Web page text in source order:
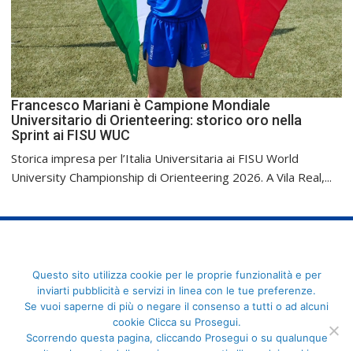
Francesco Mariani è Campione Mondiale
Universitario di Orienteering: storico oro nella
Sprint ai FISU WUC
Storica impresa per l’Italia Universitaria ai FISU World
University Championship di Orienteering 2026. A Vila Real,...
FederCUSI: Federazione Italiana dello Sport Universitario - Via
Angelo Brofferio, 7 - 00195 Roma - C.F. 80109270589
Questo sito utilizza cookie per le proprie funzionalità e per
inviarti pubblicità e servizi in linea con le tue preferenze.
Se vuoi saperne di più o negare il consenso a tutti o ad alcuni
cookie Clicca su Prosegui.
Scorrendo questa pagina, cliccando Prosegui o su qualunque